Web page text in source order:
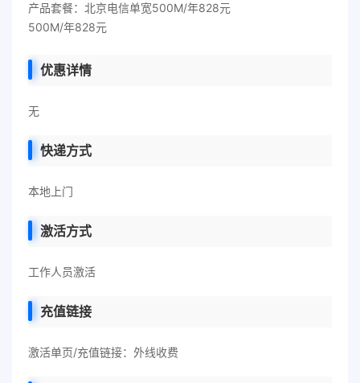
产品套餐：北京电信单宽500M/年828元
500M/年828元
优惠详情
无
快递方式
本地上门
激活方式
工作人员激活
充值链接
激活单页/充值链接：外线收费